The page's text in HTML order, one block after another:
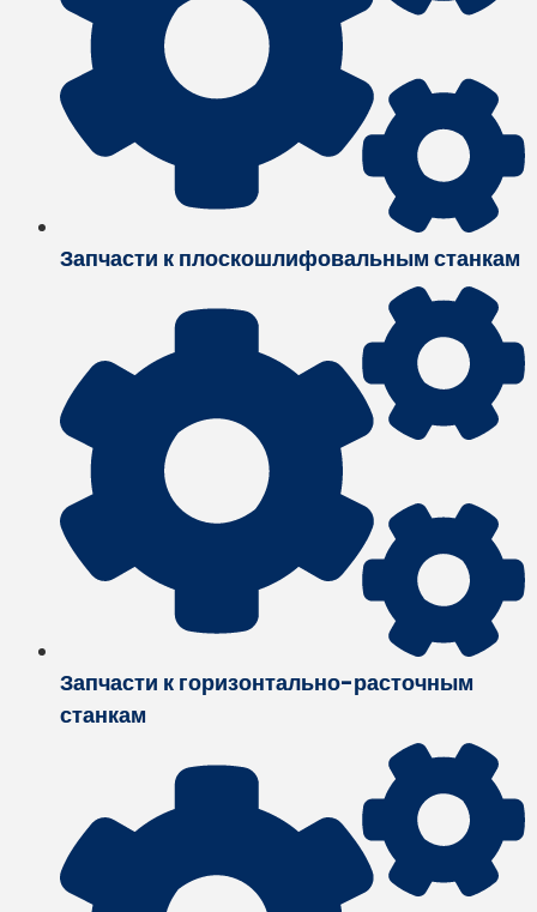
Запчасти к плоскошлифовальным станкам
Запчасти к горизонтально-расточным
станкам